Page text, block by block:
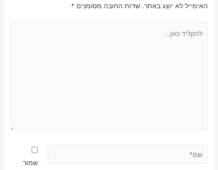
האימייל לא יוצג באתר. שדות החובה מסומנים *
שמור